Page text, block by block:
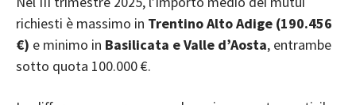
richiesti è massimo in Trentino Alto Adige (190.456
€) e minimo in Basilicata e Valle d’Aosta, entrambe
sotto quota 100.000 €.